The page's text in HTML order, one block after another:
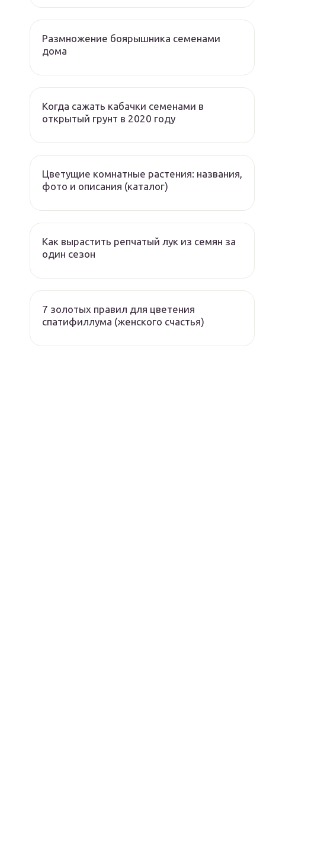
Размножение боярышника семенами
дома
Когда сажать кабачки семенами в
открытый грунт в 2020 году
Цветущие комнатные растения: названия,
фото и описания (каталог)
Как вырастить репчатый лук из семян за
один сезон
7 золотых правил для цветения
спатифиллума (женского счастья)